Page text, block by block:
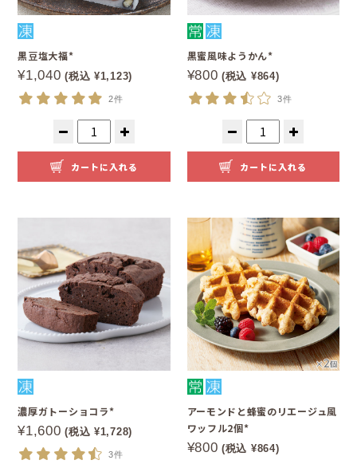
黒豆塩大福*
¥1,040 (税込 ¥1,123)
2件
カートに入れる
黒蜜風味ようかん*
¥800 (税込 ¥864)
3件
カートに入れる
濃厚ガトーショコラ*
¥1,600 (税込 ¥1,728)
3件
アーモンドと蜂蜜のリエージュ風
ワッフル2個*
¥800 (税込 ¥864)